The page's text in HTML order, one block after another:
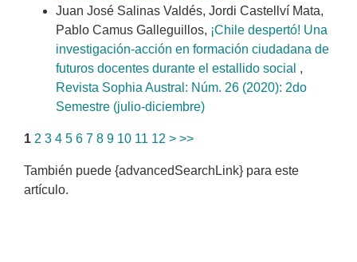
Juan José Salinas Valdés, Jordi Castellví Mata,
Pablo Camus Galleguillos, ¡Chile despertó! Una
investigación-acción en formación ciudadana de
futuros docentes durante el estallido social ,
Revista Sophia Austral: Núm. 26 (2020): 2do
Semestre (julio-diciembre)
1 2 3 4 5 6 7 8 9 10 11 12 > >>
También puede {advancedSearchLink} para este
artículo.